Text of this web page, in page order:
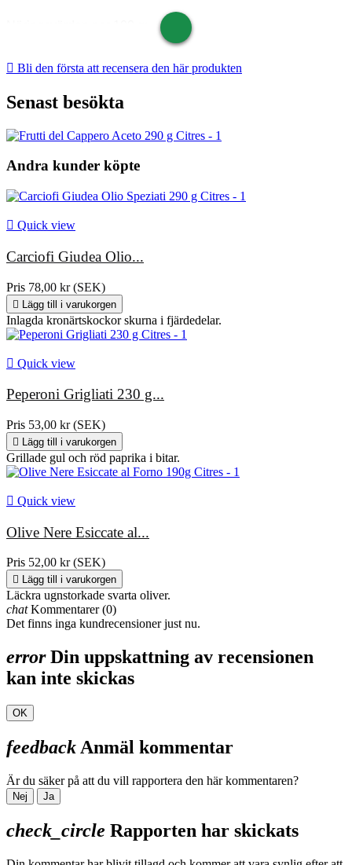
Energi 144 kJ 34 kcal
Fett 0,7 g
varav mättat 0,3 g
Kolhydrater 3,9 g varav
sockerarter 0,3 g
Protein 1,7 g
Salt 6 g
 Bli den första att recensera den här produkten
Senast besökta
Andra kunder köpte
 Quick view
Carciofi Giudea Olio...
Pris 78,00 kr (SEK)
 Lägg till i varukorgen
Inlagda kronärtskockor skurna i fjärdedelar.
 Quick view
Peperoni Grigliati 230 g...
Pris 53,00 kr (SEK)
 Lägg till i varukorgen
Grillade gul och röd paprika i bitar.
 Quick view
Olive Nere Esiccate al...
Pris 52,00 kr (SEK)
 Lägg till i varukorgen
Läckra ugnstorkade svarta oliver.
chatKommentarer (0)
Det finns inga kundrecensioner just nu.
errorDin uppskattning av recensionen
kan inte skickas
OK
feedback Anmäl kommentar
Är du säker på att du vill rapportera den här kommentaren?
Nej Ja
check_circle Rapporten har skickats